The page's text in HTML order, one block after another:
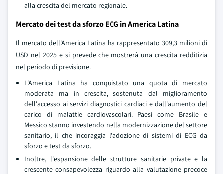
alla crescita del mercato regionale.
Mercato dei test da sforzo ECG in America Latina
Il mercato dell'America Latina ha rappresentato 309,3 milioni di
USD nel 2025 e si prevede che mostrerà una crescita redditizia
nel periodo di previsione.
L'America Latina ha conquistato una quota di mercato
moderata ma in crescita, sostenuta dal miglioramento
dell'accesso ai servizi diagnostici cardiaci e dall'aumento del
carico di malattie cardiovascolari. Paesi come Brasile e
Messico stanno investendo nella modernizzazione del settore
sanitario, il che incoraggia l'adozione di sistemi di ECG da
sforzo e test da sforzo.
Inoltre, l'espansione delle strutture sanitarie private e la
crescente consapevolezza riguardo alla valutazione precoce